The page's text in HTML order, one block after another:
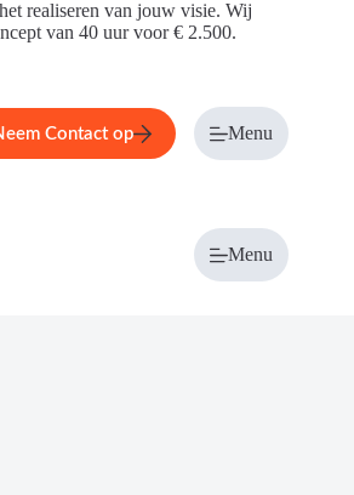
realiseren van jouw visie. Wij
van 40 uur voor € 2.500.
Home Service Over ons
Contact op Menu
Menu